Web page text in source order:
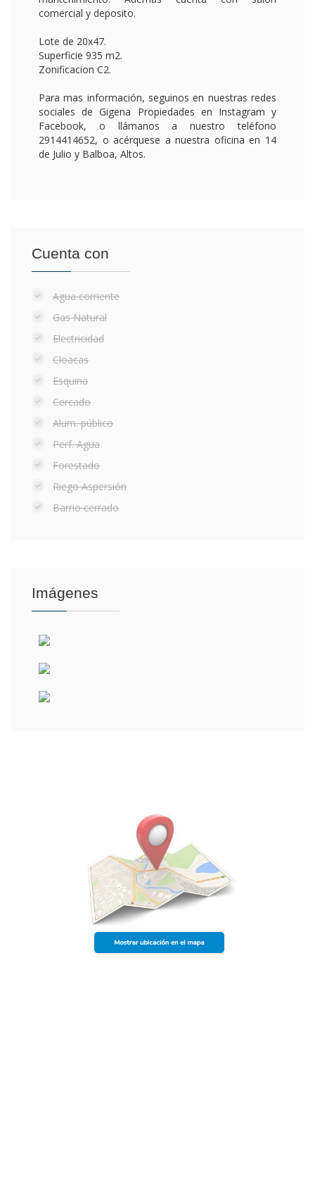
Cuenta con
Agua corriente
Gas Natural
Electricidad
Cloacas
Esquina
Cercado
Alum. público
Perf. Agua
Forestado
Riego Aspersión
Barrio cerrado
Imágenes